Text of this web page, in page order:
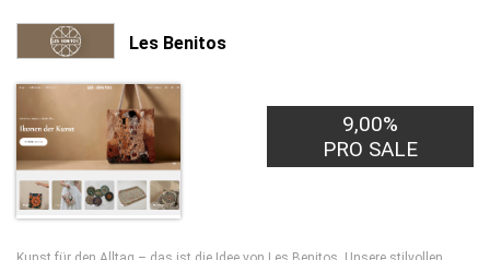
Les Benitos
9,00%
PRO SALE